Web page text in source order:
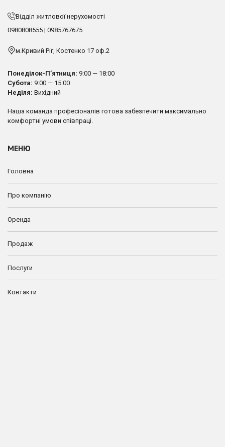
Відділ житлової нерухомості
0980808555 | 0985767675
м.Кривий Ріг, Костенко 17 оф.2
Понеділок-П’ятниця: 9:00 — 18:00
Субота: 9:00 — 15:00
Неділя: Вихідний
Наша команда професіоналів готова забезпечити максимально
комфортні умови співпраці.
МЕНЮ
Головна
Про компанію
Оренда
Продаж
Послуги
Контакти